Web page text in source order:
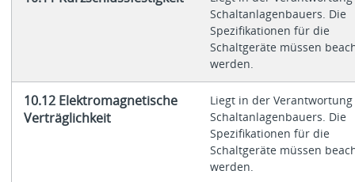
Schaltanlagenbauers. Die
Spezifikationen für die
Schaltgeräte müssen
werden.
10.12 Elektromagnetische
Verträglichkeit
Liegt in der Verantwortung
Schaltanlagenbauers. Die
Spezifikationen für die
Schaltgeräte müssen
werden.